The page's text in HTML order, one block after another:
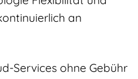
an
Services ohne Gebühr